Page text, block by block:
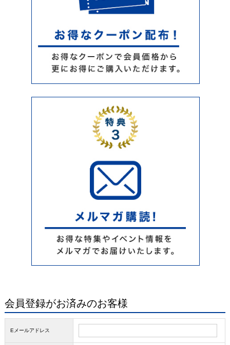
会員登録がお済みのお客様
Eメールアドレス